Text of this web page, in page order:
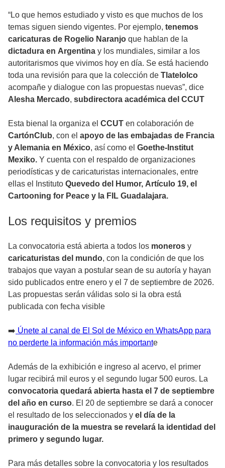
“Lo que hemos estudiado y visto es que muchos de los
temas siguen siendo vigentes. Por ejemplo, tenemos
caricaturas de Rogelio Naranjo que hablan de la
dictadura en Argentina y los mundiales, similar a los
autoritarismos que vivimos hoy en día. Se está haciendo
toda una revisión para que la colección de Tlatelolco
acompañe y dialogue con las propuestas nuevas”, dice
Alesha Mercado, subdirectora académica del CCUT
Esta bienal la organiza el CCUT en colaboración de
CartónClub, con el apoyo de las embajadas de Francia
y Alemania en México, así como el Goethe-Institut
Mexiko. Y cuenta con el respaldo de organizaciones
periodísticas y de caricaturistas internacionales, entre
ellas el Instituto Quevedo del Humor, Artículo 19, el
Cartooning for Peace y la FIL Guadalajara.
Los requisitos y premios
La convocatoria está abierta a todos los moneros y
caricaturistas del mundo, con la condición de que los
trabajos que vayan a postular sean de su autoría y hayan
sido publicados entre enero y el 7 de septiembre de 2026.
Las propuestas serán válidas solo si la obra está
publicada con fecha visible
➡️ Únete al canal de El Sol de México en WhatsApp para
no perderte la información más importante
Además de la exhibición e ingreso al acervo, el primer
lugar recibirá mil euros y el segundo lugar 500 euros. La
convocatoria quedará abierta hasta el 7 de septiembre
del año en curso. El 20 de septiembre se dará a conocer
el resultado de los seleccionados y el día de la
inauguración de la muestra se revelará la identidad del
primero y segundo lugar.
Para más detalles sobre la convocatoria y los resultados